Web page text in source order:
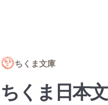
ちくま文庫
ちくま日本